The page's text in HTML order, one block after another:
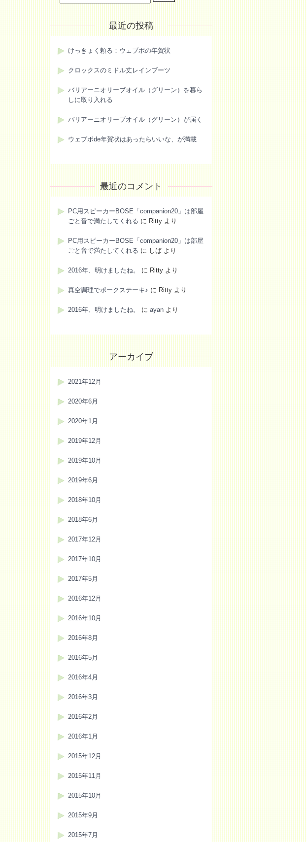
最近の投稿
けっきょく頼る：ウェブポの年賀状
クロックスのミドル丈レインブーツ
バリアーニオリーブオイル（グリーン）を暮ら
しに取り入れる
バリアーニオリーブオイル（グリーン）が届く
ウェブポde年賀状はあったらいいな、が満載
最近のコメント
PC用スピーカーBOSE「companion20」は部屋
ごと音で満たしてくれる に Ritty より
PC用スピーカーBOSE「companion20」は部屋
ごと音で満たしてくれる に しば より
2016年、明けましたね。 に Ritty より
真空調理でポークステーキ♪ に Ritty より
2016年、明けましたね。 に ayan より
アーカイブ
2021年12月
2020年6月
2020年1月
2019年12月
2019年10月
2019年6月
2018年10月
2018年6月
2017年12月
2017年10月
2017年5月
2016年12月
2016年10月
2016年8月
2016年5月
2016年4月
2016年3月
2016年2月
2016年1月
2015年12月
2015年11月
2015年10月
2015年9月
2015年7月